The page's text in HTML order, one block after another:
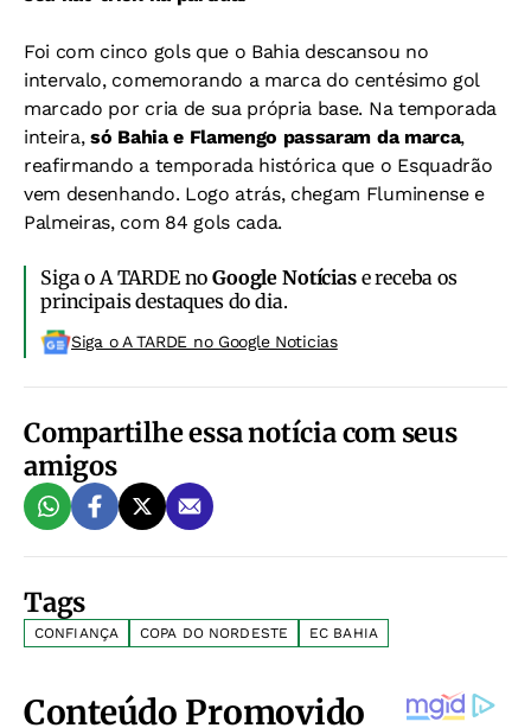
Foi com cinco gols que o Bahia descansou no
intervalo, comemorando a marca do centésimo gol
marcado por cria de sua própria base. Na temporada
inteira,só Bahia e Flamengo passaram da marca,
reafirmando a temporada histórica que o Esquadrão
vem desenhando. Logo atrás, chegam Fluminense e
Palmeiras, com 84 gols cada.
Siga o A TARDE noGoogle Notíciase receba os
principais destaques do dia.
Siga o A TARDE no Google Noticias
Compartilhe essa notícia com seus
amigos
Tags
CONFIANÇA COPA DO NORDESTE EC BAHIA